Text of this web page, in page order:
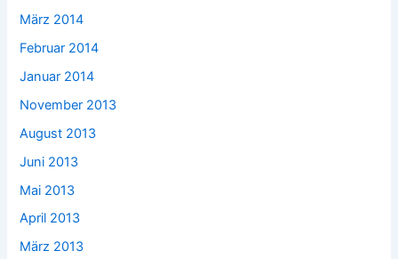
März 2014
Februar 2014
Januar 2014
November 2013
August 2013
Juni 2013
Mai 2013
April 2013
März 2013